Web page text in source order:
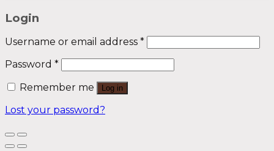
Login
Username or email address *
Password *
Remember me
Log in
Lost your password?